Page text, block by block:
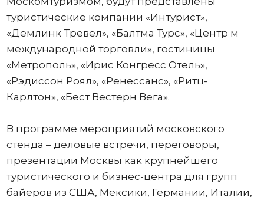
туристические компании «Интурист»,
«Демлинк Тревел», «Балтма Турс», «Центр м
международной торговли», гостиницы
«Метрополь», «Ирис Конгресс Отель»,
«Рэдиссон Роял», «Ренессанс», «Ритц-
Карлтон», «Бест Вестерн Вега».
В программе мероприятий московского
стенда – деловые встречи, переговоры,
презентации Москвы как крупнейшего
туристического и бизнес-центра для групп
байеров из США, Мексики, Германии, Италии,